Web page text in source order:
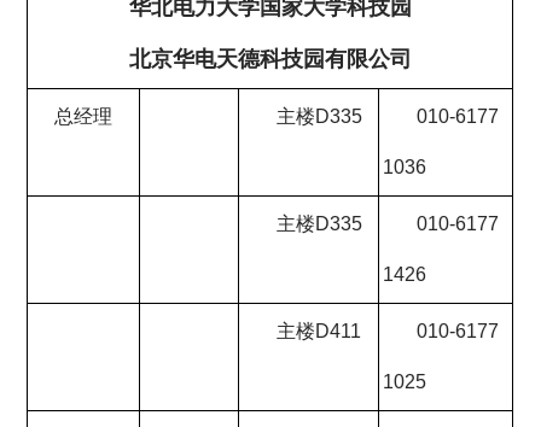
华北电力大学国家大学科技园
北京华电天德科技园有限公司
总经理 主楼D335 010-6177
1036
主楼D335 010-6177
1426
主楼D411 010-6177
1025